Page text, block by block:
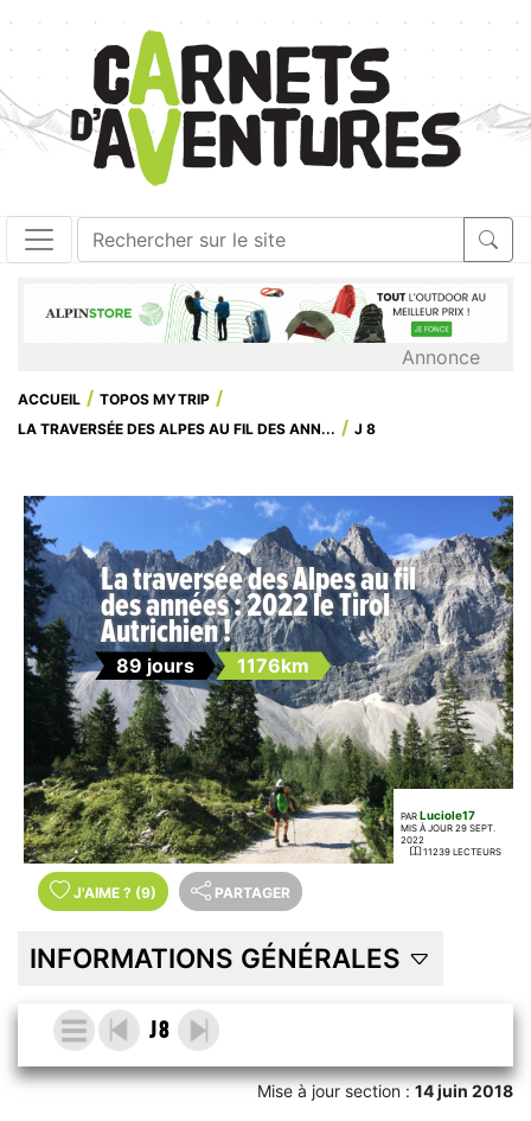
Annonce
ACCUEIL
TOPOS MYTRIP
LA TRAVERSÉE DES ALPES AU FIL DES ANN...
J 8
La traversée des Alpes au fil
des années : 2022 le Tirol
Autrichien !
89 jours 1176km
PAR Luciole17
MIS À JOUR 29 SEPT.
2022
11239 LECTEURS
J'AIME ? (9) PARTAGER
INFORMATIONS GÉNÉRALES
J 8
Mise à jour section :14 juin 2018